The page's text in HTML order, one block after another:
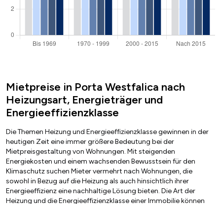
Mietpreise in Porta Westfalica nach
Heizungsart, Energieträger und
Energieeffizienzklasse
Die Themen Heizung und Energieeffizienzklasse gewinnen in der
heutigen Zeit eine immer größere Bedeutung bei der
Mietpreisgestaltung von Wohnungen. Mit steigenden
Energiekosten und einem wachsenden Bewusstsein für den
Klimaschutz suchen Mieter vermehrt nach Wohnungen, die
sowohl in Bezug auf die Heizung als auch hinsichtlich ihrer
Energieeffizienz eine nachhaltige Lösung bieten. Die Art der
Heizung und die Energieeffizienzklasse einer Immobilie können